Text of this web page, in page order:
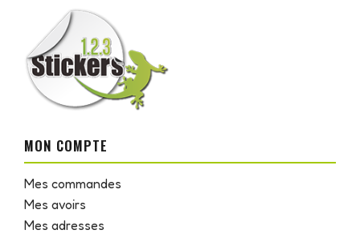
MON COMPTE
Mes commandes
Mes avoirs
Mes adresses